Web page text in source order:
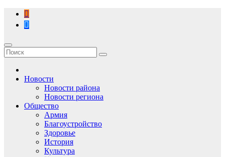
Перейти
содержимому
Новости
Новости района
Новости региона
Общество
Армия
Благоустройство
Здоровье
История
Культура